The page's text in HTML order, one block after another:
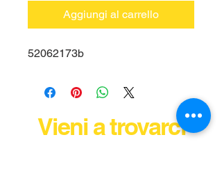
Aggiungi al carrello
52062173b
Vieni a trovarci